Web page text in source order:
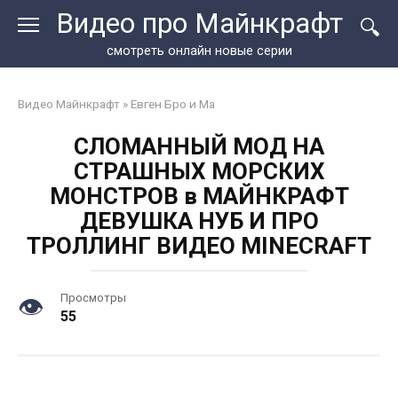
Видео про Майнкрафт
смотреть онлайн новые серии
Видео Майнкрафт » Евген Бро и Ма
СЛОМАННЫЙ МОД НА
СТРАШНЫХ МОРСКИХ
МОНСТРОВ в МАЙНКРАФТ
ДЕВУШКА НУБ И ПРО
ТРОЛЛИНГ ВИДЕО MINECRAFT
Просмотры
55